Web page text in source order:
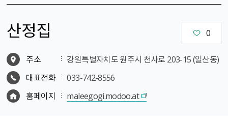
산정집 0
주소
강원특별자치도 원주시 천사로 203-15 (일산동)
대표전화
033-742-8556
홈페이지
maleegogi.modoo.at